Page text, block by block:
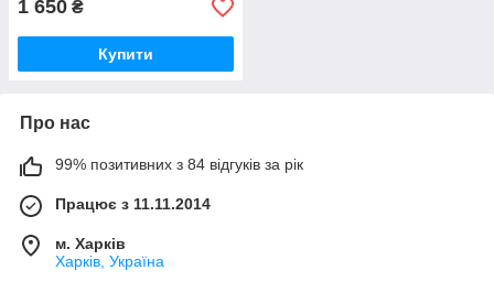
1 650 ₴
Купити
Про нас
99% позитивних з 84 відгуків за рік
Працює з 11.11.2014
м. Харків
Харків, Україна